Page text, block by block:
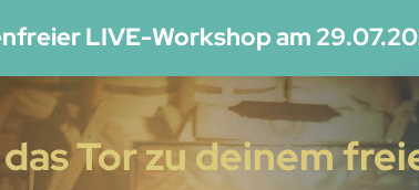
LIVE-Workshop am
Tor zu deinem